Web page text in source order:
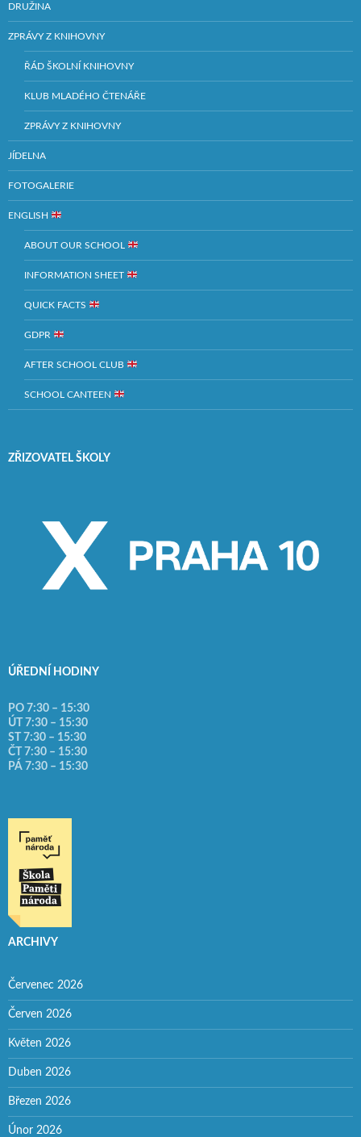
DRUŽINA
ZPRÁVY Z KNIHOVNY
ŘÁD ŠKOLNÍ KNIHOVNY
KLUB MLADÉHO ČTENÁŘE
ZPRÁVY Z KNIHOVNY
JÍDELNA
FOTOGALERIE
ENGLISH
ABOUT OUR SCHOOL
INFORMATION SHEET
QUICK FACTS
GDPR
AFTER SCHOOL CLUB
SCHOOL CANTEEN
ZŘIZOVATEL ŠKOLY
ÚŘEDNÍ HODINY
PO 7:30 – 15:30
ÚT 7:30 – 15:30
ST 7:30 – 15:30
ČT 7:30 – 15:30
PÁ 7:30 – 15:30
ARCHIVY
Červenec 2026
Červen 2026
Květen 2026
Duben 2026
Březen 2026
Únor 2026